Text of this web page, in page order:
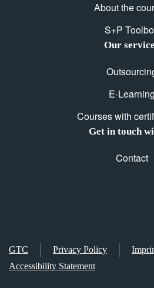
About the
S+P
Our
E-Learning
Courses with
Get in touch
Contact
GTC Privacy Policy
Accessibility Statement